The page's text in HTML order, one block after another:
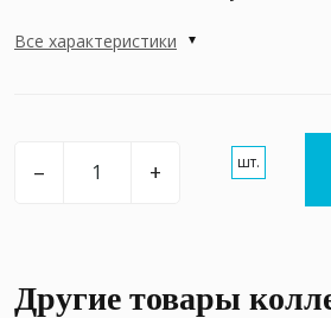
Все характеристики
– + шт.
Другие товары